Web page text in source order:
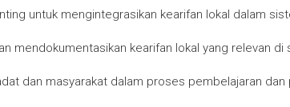
untuk mengintegrasikan kearifan lokal dalam
mendokumentasikan kearifan lokal yang relevan di
dan masyarakat dalam proses pembelajaran dan